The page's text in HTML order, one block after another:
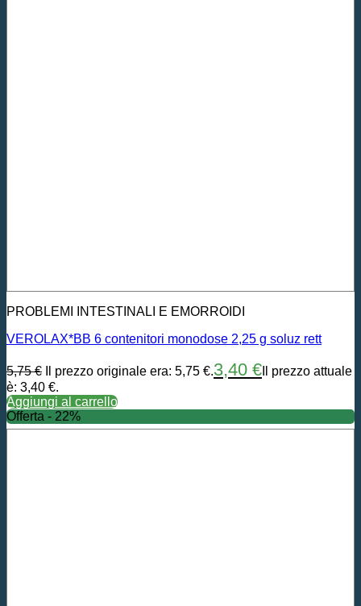
PROBLEMI INTESTINALI E EMORROIDI
VEROLAX*BB 6 contenitori monodose 2,25 g soluz rett
5,75€ Il prezzo originale era: 5,75 €.3,40 € Il prezzo attuale
è: 3,40 €.
Aggiungi al carrello
Offerta - 22%